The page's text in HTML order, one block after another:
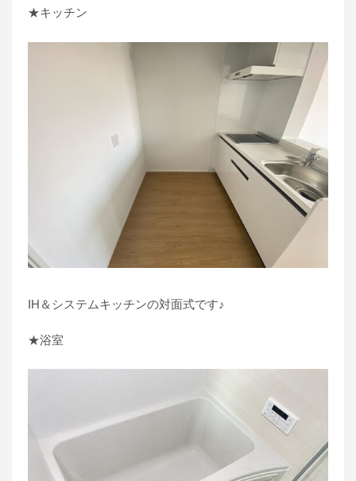
★キッチン
IH＆システムキッチンの対面式です♪
★浴室